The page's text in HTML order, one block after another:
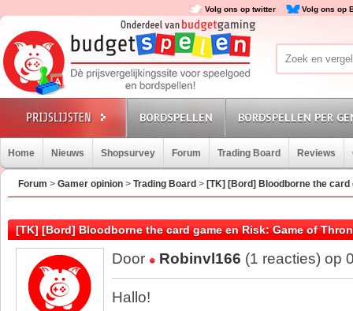
Volg ons op twitter Volg ons op
BORDSPELLEN BORDSPELLEN PER
Home Nieuws Shopsurvey Forum Trading Board Reviews
Forum >Gamer opinion >Trading Board > [TK] [Bord] Bloodborne the
[TK] [Bord] Bloodborne the card game en Risk: Game of
Door Robinvl166 (1 reacties) op
Hallo!